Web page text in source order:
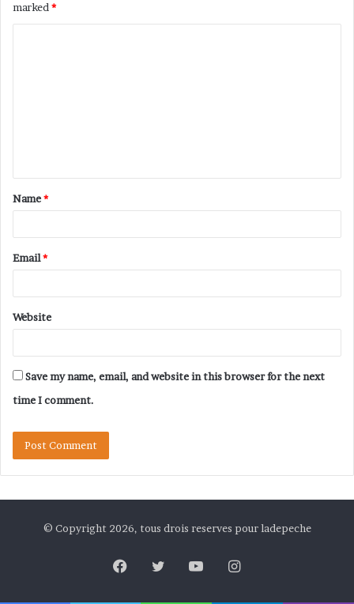
marked*
Name*
Email*
Website
Save my name, email, and website in this browser for the next
time I comment.
© Copyright 2026, tous drois reserves pour ladepeche
Facebook
TwitterYouTubeInstagram